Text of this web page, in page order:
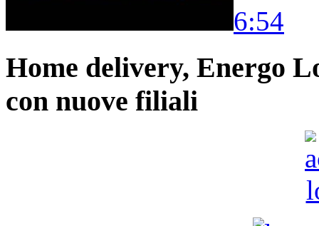
6:54
Home delivery, Energo
con nuove filiali